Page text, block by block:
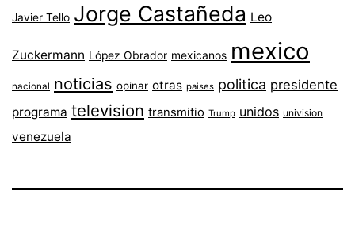
Javier Tello Jorge Castañeda Leo
Zuckermann López Obrador mexicanos mexico
nacional noticias opinar otras paises politica presidente
programa television transmitio Trump unidos univision
venezuela